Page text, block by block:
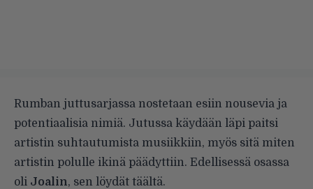
Rumban juttusarjassa nostetaan esiin nousevia ja
potentiaalisia nimiä. Jutussa käydään läpi paitsi
artistin suhtautumista musiikkiin, myös sitä miten
artistin polulle ikinä päädyttiin. Edellisessä osassa
oli Joalin, sen löydät täältä.